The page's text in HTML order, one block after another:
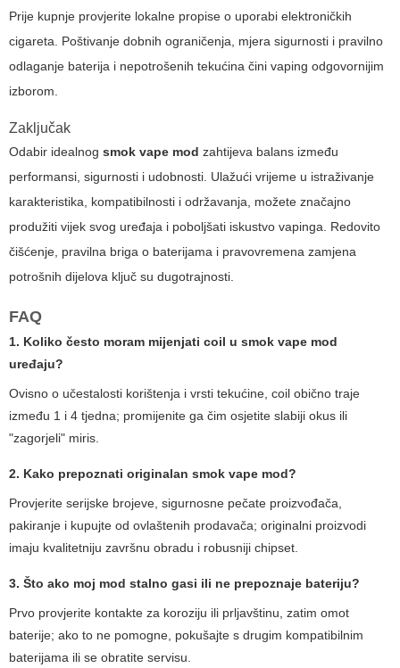
Prije kupnje provjerite lokalne propise o uporabi elektroničkih
cigareta. Poštivanje dobnih ograničenja, mjera sigurnosti i pravilno
odlaganje baterija i nepotrošenih tekućina čini vaping odgovornijim
izborom.
Zaključak
Odabir idealnog smok vape mod zahtijeva balans između
performansi, sigurnosti i udobnosti. Ulažući vrijeme u istraživanje
karakteristika, kompatibilnosti i održavanja, možete značajno
produžiti vijek svog uređaja i poboljšati iskustvo vapinga. Redovito
čišćenje, pravilna briga o baterijama i pravovremena zamjena
potrošnih dijelova ključ su dugotrajnosti.
FAQ
1. Koliko često moram mijenjati coil u smok vape mod
uređaju?
Ovisno o učestalosti korištenja i vrsti tekućine, coil obično traje
između 1 i 4 tjedna; promijenite ga čim osjetite slabiji okus ili
"zagorjeli" miris.
2. Kako prepoznati originalan smok vape mod?
Provjerite serijske brojeve, sigurnosne pečate proizvođača,
pakiranje i kupujte od ovlaštenih prodavača; originalni proizvodi
imaju kvalitetniju završnu obradu i robusniji chipset.
3. Što ako moj mod stalno gasi ili ne prepoznaje bateriju?
Prvo provjerite kontakte za koroziju ili prljavštinu, zatim omot
baterije; ako to ne pomogne, pokušajte s drugim kompatibilnim
baterijama ili se obratite servisu.